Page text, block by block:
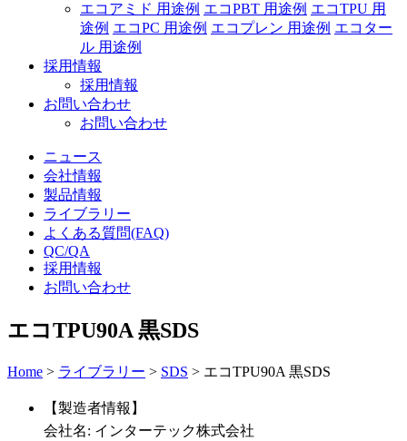
エコアミド 用途例 エコPBT 用途例 エコTPU 用
途例 エコPC 用途例 エコプレン 用途例 エコター
ル 用途例
採用情報
採用情報
お問い合わせ
お問い合わせ
ニュース
会社情報
製品情報
ライブラリー
よくある質問(FAQ)
QC/QA
採用情報
お問い合わせ
エコTPU90A 黒SDS
Home > ライブラリー > SDS > エコTPU90A 黒SDS
【製造者情報】
会社名: インターテック株式会社